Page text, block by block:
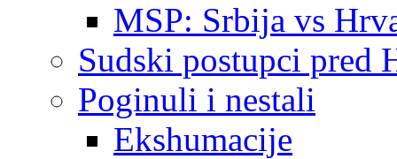
MSP: Srbija vs
Sudski postupci pred
Poginuli i nestali
Ekshumacije